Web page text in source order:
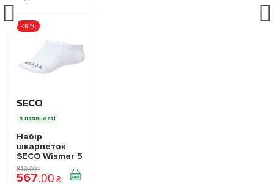
-30%
SECO
в наявності
Набір
шкарпеток
SECO Wismar 5
пар колір:
білий
810.00 ₴
567.00 ₴